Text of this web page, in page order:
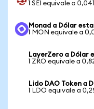
1 SEI equivale a
Monad a Dólar
1 MON equivale a
LayerZero a Dólar
1 ZRO equivale a
Lido DAO Token a
1 LDO equivale a